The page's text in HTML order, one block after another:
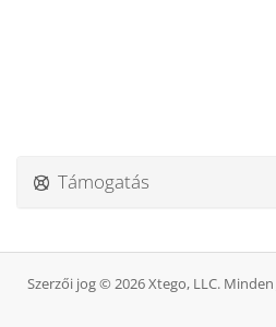
Támogatás
Szerzői jog © 2026 Xtego, LLC.